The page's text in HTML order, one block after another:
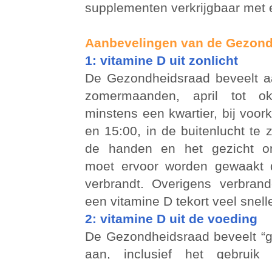
supplementen verkrijgbaar met
Aanbevelingen van de
1: vitamine D uit zonlicht
De Gezondheidsraad beveelt
zomermaanden, april tot
minstens een kwartier, bij
en 15:00, in de buitenlucht te
de handen en het gezicht
moet ervoor worden
verbrandt. Overigens
een vitamine D tekort veel
2: vitamine D uit de voeding
De Gezondheidsraad beveelt
aan, inclusief het gebruik